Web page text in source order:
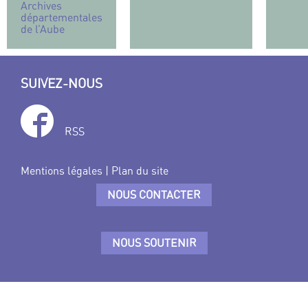
Archives
départementales
de l’Aube
SUIVEZ-NOUS
RSS
Mentions légales | Plan du site
NOUS CONTACTER
NOUS SOUTENIR